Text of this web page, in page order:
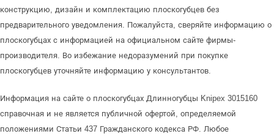
конструкцию, дизайн и комплектацию плоскогубцев без
предварительного уведомления. Пожалуйста, сверяйте информацию о
плоскогубцах с информацией на официальном сайте фирмы-
производителя. Во избежание недоразумений при покупке
плоскогубцев уточняйте информацию у консультантов.
Информация на сайте о плоскогубцах Длинногубцы Knipex 3015160
справочная и не является публичной офертой, определяемой
положениями Статьи 437 Гражданского кодекса РФ. Любое